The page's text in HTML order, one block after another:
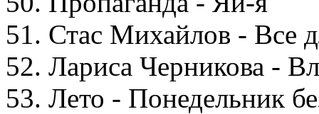
51. Стас Михайлов - Все
52. Лариса Черникова -
53. Лето - Понедельник